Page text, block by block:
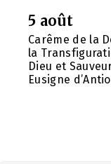
5 août
Carême de la
la
Dieu et
Eusigne